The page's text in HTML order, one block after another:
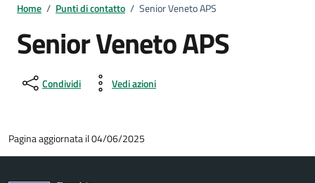
Home / Punti di contatto / Senior Veneto APS
Senior Veneto APS
Condividi Vedi azioni
Pagina aggiornata il 04/06/2025